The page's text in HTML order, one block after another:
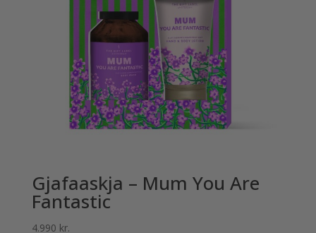
Gjafaaskja – Mum You Are
Fantastic
4.990 kr.